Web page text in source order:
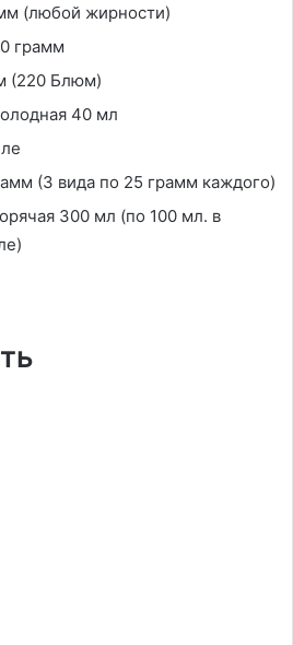
(любой жирности)
грамм
(220 Блюм)
40 мл
(3 вида по 25 грамм каждого)
300 мл (по 100 мл. в